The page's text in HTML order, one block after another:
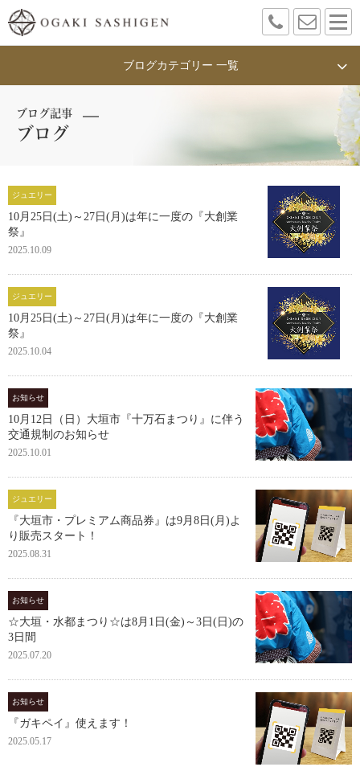
ブログカテゴリー 一覧
ブログ記事
ブログ
ジュエリー
10月25日(土)～27日(月)は年に一度の『大創業
祭』
2025.10.09
ジュエリー
10月25日(土)～27日(月)は年に一度の『大創業
祭』
2025.10.04
お知らせ
10月12日（日）大垣市『十万石まつり』に伴う
交通規制のお知らせ
2025.10.01
ジュエリー
『大垣市・プレミアム商品券』は9月8日(月)よ
り販売スタート！
2025.08.31
お知らせ
☆大垣・水都まつり☆は8月1日(金)～3日(日)の
3日間
2025.07.20
お知らせ
『ガキペイ』使えます！
2025.05.17